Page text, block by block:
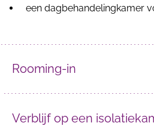
een dagbehandelingkamer
Rooming-in
Verblijf op een